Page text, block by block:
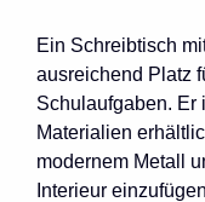
Ein Schreibtisch
ausreichend Platz
Schulaufgaben. Er
Materialien
modernem Metall
Interieur